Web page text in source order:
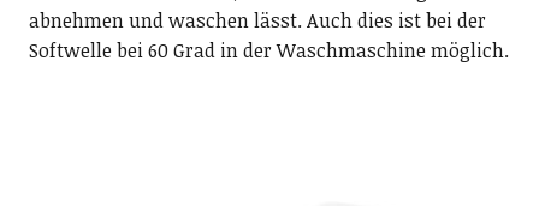
abnehmen und waschen lässt. Auch dies ist bei der
Softwelle bei 60 Grad in der Waschmaschine möglich.